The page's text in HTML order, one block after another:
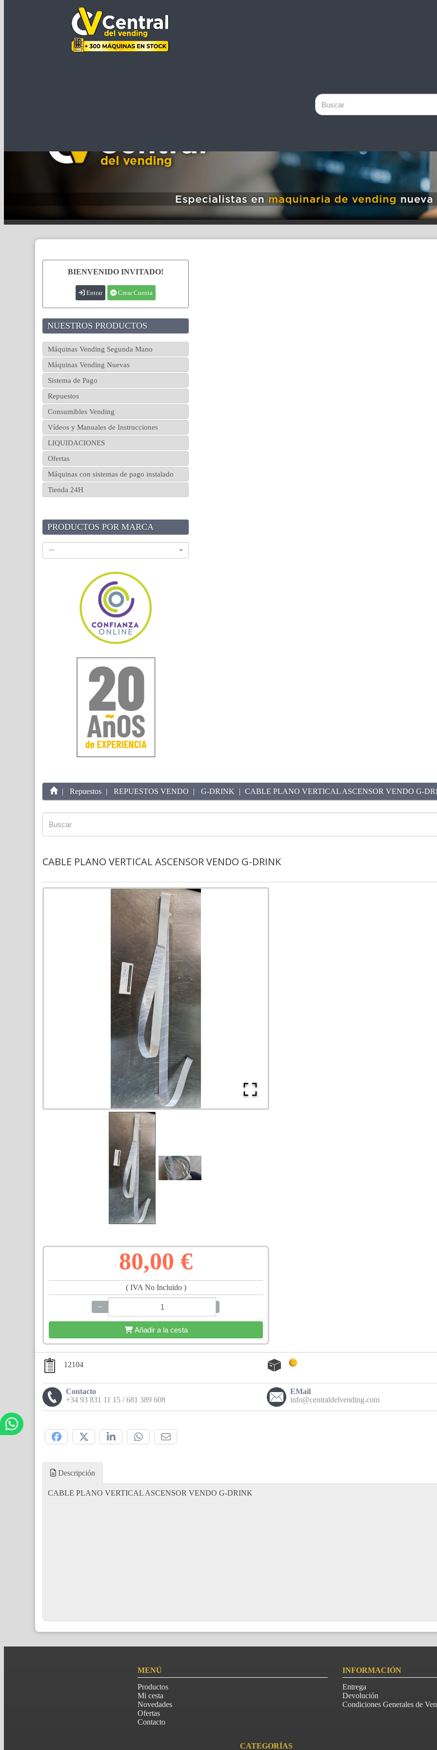
BIENVENIDO INVITADO!
Entrar Crear Cuenta
NUESTROS PRODUCTOS
Máquinas Vending Segunda Mano
Máquinas Vending Nuevas
Sistema de Pago
Repuestos
Consumibles Vending
Vídeos y Manuales de Instrucciones
LIQUIDACIONES
Ofertas
Máquinas con sistemas de pago instalado
Tienda 24H
PRODUCTOS POR MARCA
---
Repuestos REPUESTOS VENDO G-DRINK CABLE PLANO VERTICAL ASCENSOR VENDO G-
CABLE PLANO VERTICAL ASCENSOR VENDO G-DRINK
80,00 €
( IVA No Incluido )
−
Añadir a la cesta
12104
Contacto
+34 93 831 11 15 / 681 389 608
EMail
info@centraldelvending.com
Descripción
CABLE PLANO VERTICAL ASCENSOR VENDO G-DRINK
MENÚ
Productos
Mi cesta
Novedades
Ofertas
Contacto
INFORMACIÓN
Entrega
Devolución
Condiciones Generales de
CATEGORÍAS